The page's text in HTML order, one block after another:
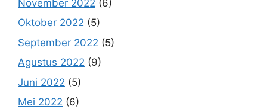
November 2022 (6)
Oktober 2022 (5)
September 2022 (5)
Agustus 2022 (9)
Juni 2022 (5)
Mei 2022 (6)